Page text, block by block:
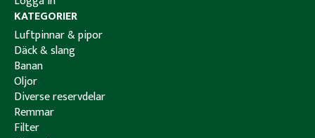
KATEGORIER
Luftpinnar & pipor
Däck & slang
Banan
Oljor
Diverse reservdelar
Remmar
Filter